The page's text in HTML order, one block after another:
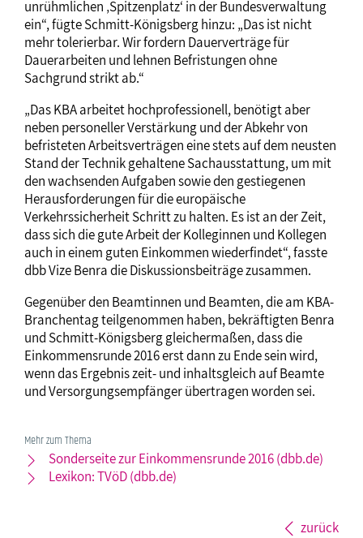
unrühmlichen ‚Spitzenplatz‘ in der Bundesverwaltung
ein“, fügte Schmitt-Königsberg hinzu: „Das ist nicht
mehr tolerierbar. Wir fordern Dauerverträge für
Dauerarbeiten und lehnen Befristungen ohne
Sachgrund strikt ab.“
„Das KBA arbeitet hochprofessionell, benötigt aber
neben personeller Verstärkung und der Abkehr von
befristeten Arbeitsverträgen eine stets auf dem neusten
Stand der Technik gehaltene Sachausstattung, um mit
den wachsenden Aufgaben sowie den gestiegenen
Herausforderungen für die europäische
Verkehrssicherheit Schritt zu halten. Es ist an der Zeit,
dass sich die gute Arbeit der Kolleginnen und Kollegen
auch in einem guten Einkommen wiederfindet“, fasste
dbb Vize Benra die Diskussionsbeiträge zusammen.
Gegenüber den Beamtinnen und Beamten, die am KBA-
Branchentag teilgenommen haben, bekräftigten Benra
und Schmitt-Königsberg gleichermaßen, dass die
Einkommensrunde 2016 erst dann zu Ende sein wird,
wenn das Ergebnis zeit- und inhaltsgleich auf Beamte
und Versorgungsempfänger übertragen worden sei.
Mehr zum Thema
Sonderseite zur Einkommensrunde 2016 (dbb.de)
Lexikon: TVöD (dbb.de)
zurück